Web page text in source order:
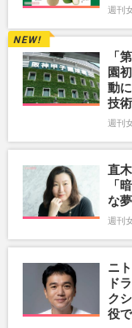
週刊
「
園
動
技
週刊
直
「
な
週刊
ニ
ド
ク
役